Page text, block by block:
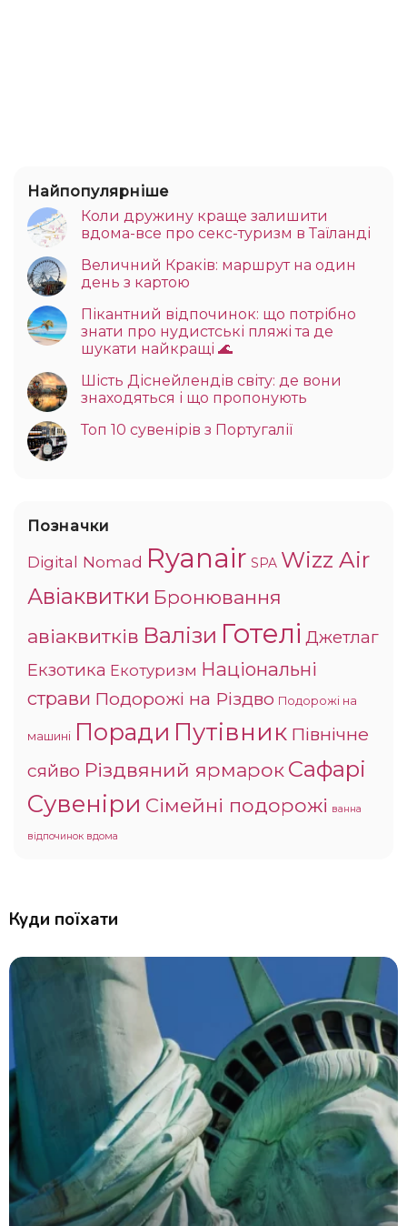
Найпопулярніше
Коли дружину краще залишити
вдома-все про секс-туризм в Таїланді
Величний Краків: маршрут на один
день з картою
Пікантний відпочинок: що потрібно
знати про нудистські пляжі та де
шукати найкращі 🌊
Шість Діснейлендів світу: де вони
знаходяться і що пропонують
Топ 10 сувенірів з Португалії
Позначки
Digital Nomad Ryanair SPA Wizz Air
Авіаквитки Бронювання
авіаквитків Валізи Готелі Джетлаг
Екзотика Екотуризм Національні
страви Подорожі на Різдво Подорожі на
машині Поради Путівник Північне
сяйво Різдвяний ярмарокСафарі
Сувеніри Сімейні подорожі ванна
відпочинок вдома
Куди поїхати